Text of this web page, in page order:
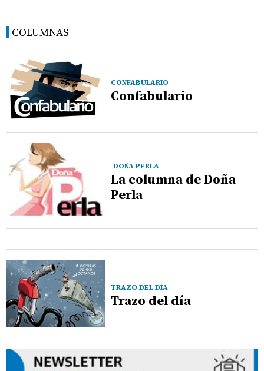
COLUMNAS
CONFABULARIO
Confabulario
DOÑA PERLA
La columna de Doña
Perla
TRAZO DEL DÍA
Trazo del día